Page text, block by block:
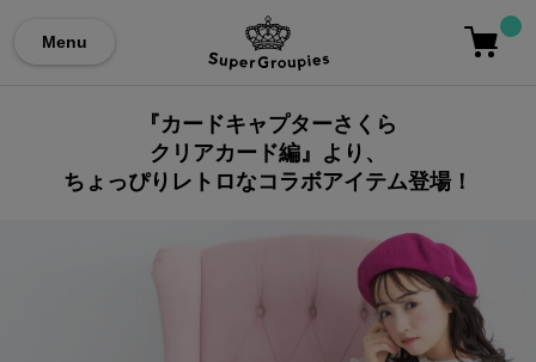
Menu
『カードキャプターさくら
クリアカード編』より、
ちょっぴりレトロなコラボアイテム登場！